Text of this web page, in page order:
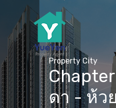
Property City
ดา - ห้ว